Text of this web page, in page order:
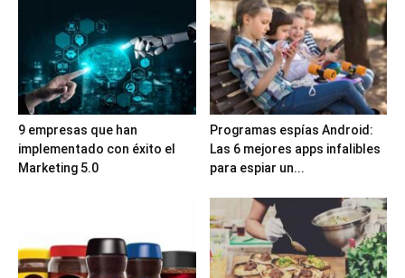
9 empresas que han
implementado con éxito el
Marketing 5.0
Programas espías Android:
Las 6 mejores apps infalibles
para espiar un...